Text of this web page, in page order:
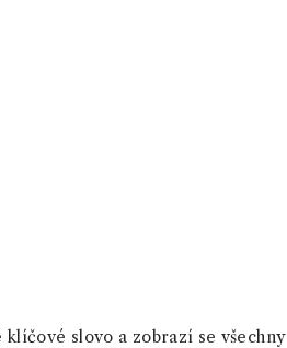
slovo a zobrazí se všechny